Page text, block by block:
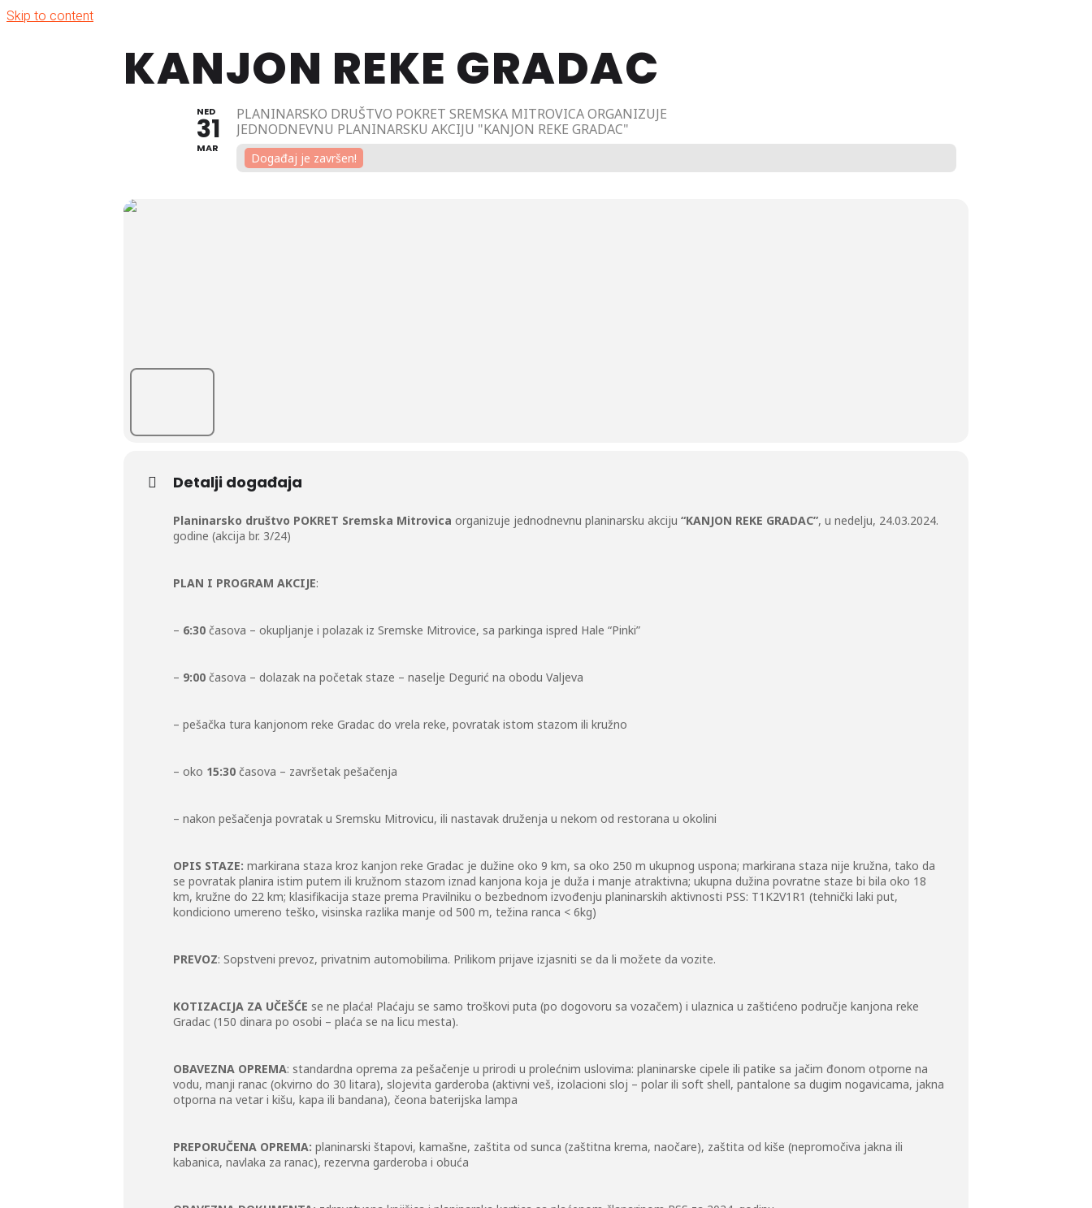
Skip to content
KANJON REKE GRADAC
NED
31
MAR
PLANINARSKO DRUŠTVO POKRET SREMSKA MITROVICA ORGANIZUJE
JEDNODNEVNU PLANINARSKU AKCIJU "KANJON REKE GRADAC"
Događaj je završen!
Detalji događaja
Planinarsko društvo POKRET Sremska Mitrovica organizuje jednodnevnu planinarsku akciju “KANJON REKE GRADAC”, u nedelju, 24.03.2024.
godine (akcija br. 3/24)
PLAN I PROGRAM AKCIJE:
– 6:30 časova – okupljanje i polazak iz Sremske Mitrovice, sa parkinga ispred Hale “Pinki”
– 9:00 časova – dolazak na početak staze – naselje Degurić na obodu Valjeva
– pešačka tura kanjonom reke Gradac do vrela reke, povratak istom stazom ili kružno
– oko 15:30 časova – završetak pešačenja
– nakon pešačenja povratak u Sremsku Mitrovicu, ili nastavak druženja u nekom od restorana u okolini
OPIS STAZE: markirana staza kroz kanjon reke Gradac je dužine oko 9 km, sa oko 250 m ukupnog uspona; markirana staza nije kružna, tako da
se povratak planira istim putem ili kružnom stazom iznad kanjona koja je duža i manje atraktivna; ukupna dužina povratne staze bi bila oko 18
km, kružne do 22 km; klasifikacija staze prema Pravilniku o bezbednom izvođenju planinarskih aktivnosti PSS: T1K2V1R1 (tehnički laki put,
kondiciono umereno teško, visinska razlika manje od 500 m, težina ranca < 6kg)
PREVOZ: Sopstveni prevoz, privatnim automobilima. Prilikom prijave izjasniti se da li možete da vozite.
KOTIZACIJA ZA UČEŠĆE se ne plaća! Plaćaju se samo troškovi puta (po dogovoru sa vozačem) i ulaznica u zaštićeno područje kanjona reke
Gradac (150 dinara po osobi – plaća se na licu mesta).
OBAVEZNA OPREMA: standardna oprema za pešačenje u prirodi u prolećnim uslovima: planinarske cipele ili patike sa jačim đonom otporne na
vodu, manji ranac (okvirno do 30 litara), slojevita garderoba (aktivni veš, izolacioni sloj – polar ili soft shell, pantalone sa dugim nogavicama, jakna
otporna na vetar i kišu, kapa ili bandana), čeona baterijska lampa
PREPORUČENA OPREMA: planinarski štapovi, kamašne, zaštita od sunca (zaštitna krema, naočare), zaštita od kiše (nepromočiva jakna ili
kabanica, navlaka za ranac), rezervna garderoba i obuća